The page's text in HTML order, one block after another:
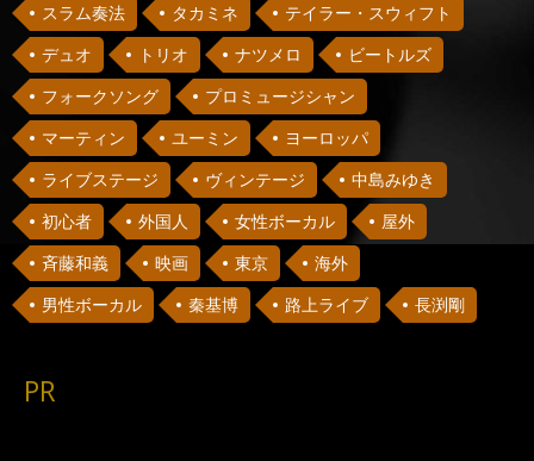
スラム奏法
タカミネ
テイラー・スウィフト
デュオ
トリオ ナツメロ
ビートルズ
フォークソング
プロミュージシャン
マーティン
ユーミン
ヨーロッパ
ライブステージ
ヴィンテージ
中島みゆき
初心者
外国人 女性ボーカル
屋外
斉藤和義
映画 東京
海外
男性ボーカル
秦基博 路上ライブ 長渕剛
PR